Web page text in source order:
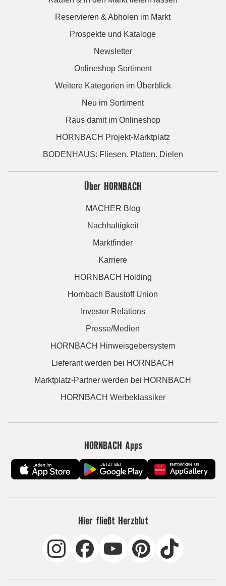
Reservieren & Abholen im Markt
Prospekte und Kataloge
Newsletter
Onlineshop Sortiment
Weitere Kategorien im Überblick
Neu im Sortiment
Raus damit im Onlineshop
HORNBACH Projekt-Marktplatz
BODENHAUS: Fliesen. Platten. Dielen
Über HORNBACH
MACHER Blog
Nachhaltigkeit
Marktfinder
Karriere
HORNBACH Holding
Hornbach Baustoff Union
Investor Relations
Presse/Medien
HORNBACH Hinweisgebersystem
Lieferant werden bei HORNBACH
Marktplatz-Partner werden bei HORNBACH
HORNBACH Werbeklassiker
HORNBACH Apps
Hier fließt Herzblut